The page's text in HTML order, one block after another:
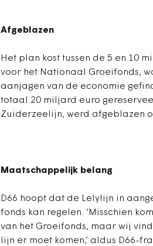
Afgeblazen
Het plan kost tussen de 5 en 10
voor het Nationaal Groeifonds,
aanjagen van de economie
totaal 20 miljard euro
Zuiderzeelijn, werd afgeblazen
Maatschappelijk belang
D66 hoopt dat de Lelylijn in
fonds kan regelen. ‘Misschien
van het Groeifonds, maar wij
lijn er moet komen,’ aldus D66-